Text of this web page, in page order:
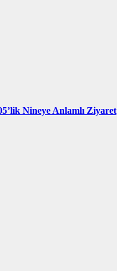
Nineye Anlamlı Ziyaret